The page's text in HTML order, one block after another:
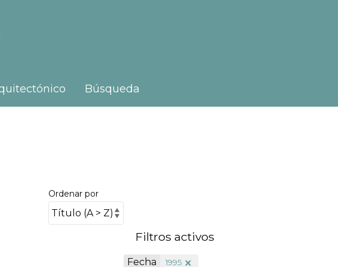
Búsqueda
Ordenar por
Filtros activos
Fecha 1995